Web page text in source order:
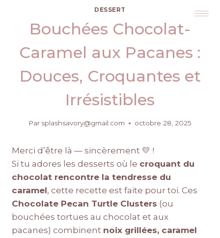
DESSERT
Bouchées Chocolat-
Caramel aux Pacanes :
Douces, Croquantes et
Irrésistibles
Par splashsavory@gmail.com octobre 28, 2025
Merci d’être là — sincèrement 💛 !
Si tu adores les desserts où le croquant du
chocolat rencontre la tendresse du
caramel, cette recette est faite pour toi. Ces
Chocolate Pecan Turtle Clusters (ou
bouchées tortues au chocolat et aux
pacanes) combinent noix grillées, caramel